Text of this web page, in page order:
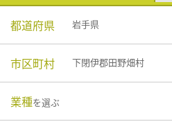
都道府県 岩手県
市区町村 下閉伊郡田野畑村
業種を選ぶ